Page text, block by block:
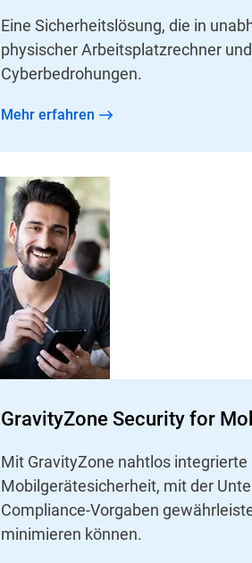
Eine Sicherheitslösung, die in
physischer Arbeitsplatzrechner
Cyberbedrohungen.
Mehr erfahren
GravityZone Security for
Mit GravityZone nahtlos integrierte
Mobilgerätesicherheit, mit der
Compliance-Vorgaben
minimieren können.